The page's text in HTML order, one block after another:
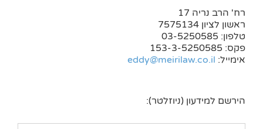
רח' הרב נריה 17
ראשון לציון 7575134
טלפון: 03-5250585
פקס: 153-3-5250585
אימייל: eddy@meirilaw.co.il
הירשם למידעון (ניוזלטר):